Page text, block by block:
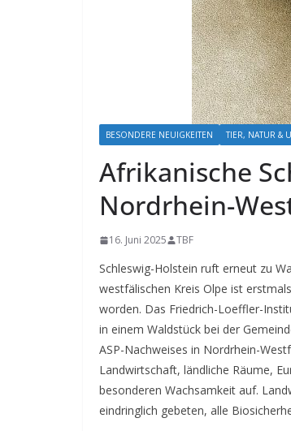
BESONDERE NEUIGKEITEN TIER, NATUR &
Afrikanische
Nordrhein-
16. Juni 2025 TBF
Schleswig-Holstein ruft erneut zu
westfälischen Kreis Olpe ist
worden. Das Friedrich-Loeffler-
in einem Waldstück bei der
ASP-Nachweises in Nordrhein-
Landwirtschaft, ländliche Räume,
besonderen Wachsamkeit auf.
eindringlich gebeten, alle